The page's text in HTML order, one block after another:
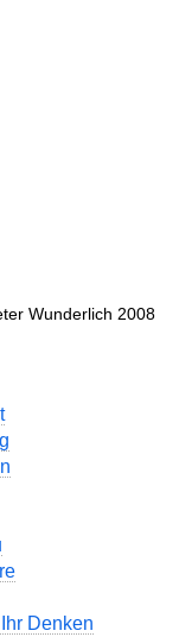
Wunderlich 2008
Denken